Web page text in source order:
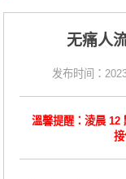
无痛人
发布时间：
溫馨提醒：淩晨 12